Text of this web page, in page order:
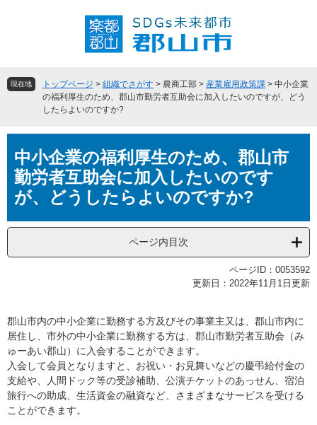
頭
飛現在地 トップページ > 組織でさがす > 農商工部 > 産業雇用政策課 > 中小企業
の福利厚生のため、郡山市勤労者互助会に加入したいのですが、どう
したらよいのですか?
文中小企業の福利厚生のため、郡山市
勤労者互助会に加入したいのです
が、どうしたらよいのですか?
ページ内目次
ページID：0053592
更新日：2022年11月1日更新
郡山市内の中小企業に勤務する方及びその事業主又は、郡山市内に
居住し、市外の中小企業に勤務する方は、郡山市勤労者互助会（み
ゅーあい郡山）に入会することができます。
入会して会員となりますと、お祝い・お見舞いなどの慶弔給付金の
支給や、人間ドック等の受診補助、公演チケットのあっせん、宿泊
旅行への助成、生活資金の融資など、さまざまなサービスを受ける
ことができます。